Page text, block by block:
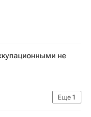
не
Еще 1
Вывод российских военных баз с территории Грузии